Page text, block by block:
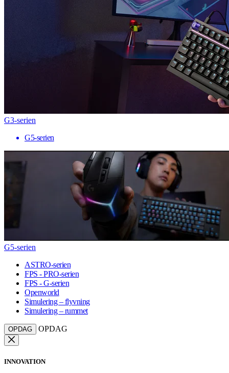
G3-serien
G5-serien
G5-serien
ASTRO-serien
FPS - PRO-serien
FPS - G-serien
Openworld
Simulering – flyvning
Simulering – rummet
OPDAG OPDAG
INNOVATION